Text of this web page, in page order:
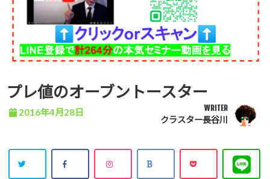
プレ値のオーブントースター
2016年4月28日 WRITER
クラスター長谷川